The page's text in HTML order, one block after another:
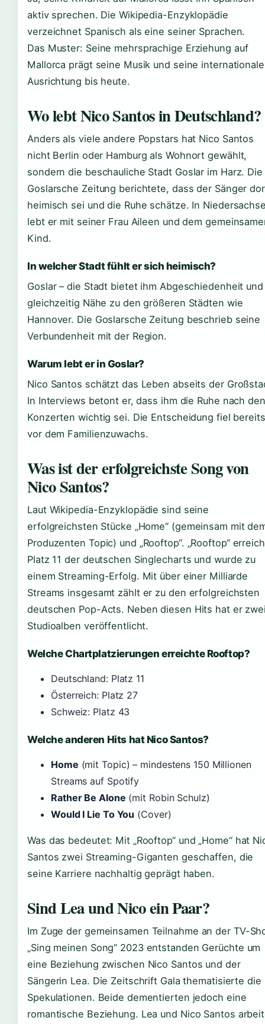
aktiv sprechen. Die Wikipedia-Enzyklopädie
verzeichnet Spanisch als eine seiner Sprachen.
Das Muster: Seine mehrsprachige Erziehung auf
Mallorca prägt seine Musik und seine internationale
Ausrichtung bis heute.
Wo lebt Nico Santos in Deutschland?
Anders als viele andere Popstars hat Nico Santos
nicht Berlin oder Hamburg als Wohnort gewählt,
sondern die beschauliche Stadt Goslar im Harz. Die
Goslarsche Zeitung berichtete, dass der Sänger
heimisch sei und die Ruhe schätze. In
lebt er mit seiner Frau Aileen und dem
Kind.
In welcher Stadt fühlt er sich heimisch?
Goslar – die Stadt bietet ihm Abgeschiedenheit und
gleichzeitig Nähe zu den größeren Städten wie
Hannover. Die Goslarsche Zeitung beschrieb seine
Verbundenheit mit der Region.
Warum lebt er in Goslar?
Nico Santos schätzt das Leben abseits der
In Interviews betont er, dass ihm die Ruhe nach den
Konzerten wichtig sei. Die Entscheidung fiel bereits
vor dem Familienzuwachs.
Was ist der erfolgreichste Song von
Nico Santos?
Laut Wikipedia-Enzyklopädie sind seine
erfolgreichsten Stücke „Home“ (gemeinsam mit
Produzenten Topic) und „Rooftop“. „Rooftop“
Platz 11 der deutschen Singlecharts und wurde zu
einem Streaming-Erfolg. Mit über einer Milliarde
Streams insgesamt zählt er zu den erfolgreichsten
deutschen Pop-Acts. Neben diesen Hits hat er
Studioalben veröffentlicht.
Welche Chartplatzierungen erreichte Rooftop?
Deutschland: Platz 11
Österreich: Platz 27
Schweiz: Platz 43
Welche anderen Hits hat Nico Santos?
Home (mit Topic) – mindestens 150 Millionen
Streams auf Spotify
Rather Be Alone (mit Robin Schulz)
Would I Lie To You (Cover)
Was das bedeutet: Mit „Rooftop“ und „Home“ hat
Santos zwei Streaming-Giganten geschaffen, die
seine Karriere nachhaltig geprägt haben.
Sind Lea und Nico ein Paar?
Im Zuge der gemeinsamen Teilnahme an der TV-
„Sing meinen Song“ 2023 entstanden Gerüchte um
eine Beziehung zwischen Nico Santos und der
Sängerin Lea. Die Zeitschrift Gala thematisierte die
Spekulationen. Beide dementierten jedoch eine
romantische Beziehung. Lea und Nico Santos